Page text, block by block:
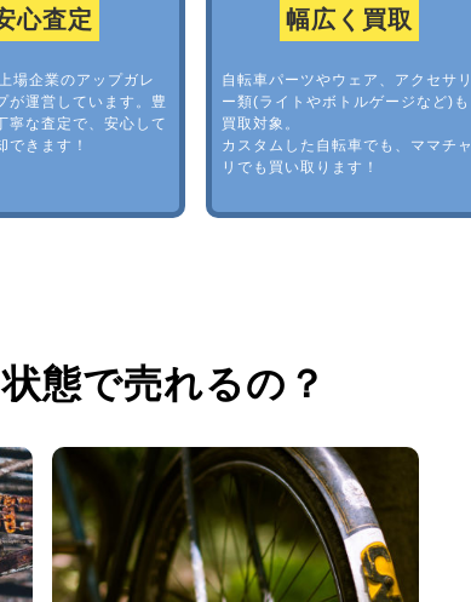
心査定
場企業のアップガレ
が運営しています。豊
寧な査定で、安心して
できます！
幅広く買取
自転車パーツやウェア、アクセサリ
ー類(ライトやボトルゲージなど)も
買取対象。
カスタムした自転車でも、ママチャ
リでも買い取ります！
態で売れるの？